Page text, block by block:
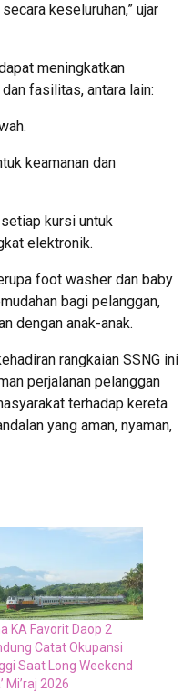
keseluruhan,” ujar
meningkatkan
fasilitas, antara lain:
keamanan dan
kursi untuk
elektronik.
foot washer dan baby
bagi pelanggan,
dengan anak-anak.
rangkaian SSNG ini
perjalanan pelanggan
terhadap kereta
yang aman, nyaman,
KA Favorit Daop 2
Catat Okupansi
Saat Long Weekend
Mi’raj 2026